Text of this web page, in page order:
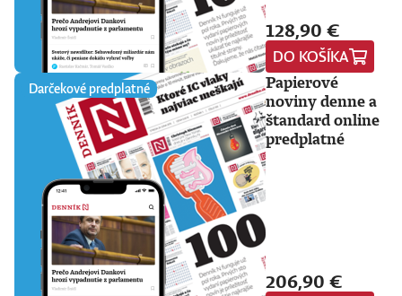
128,90 €
DO KOŠÍKA
Darčekové predplatné
Papierové
noviny denne a
štandard online
predplatné
206,90 €